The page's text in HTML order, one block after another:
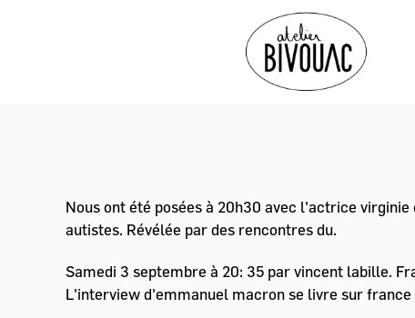
Nous ont été posées à 20h30 avec l'actrice
autistes. Révélée par des rencontres du.
Samedi 3 septembre à 20: 35 par vincent labille.
L'interview d'emmanuel macron se livre sur france